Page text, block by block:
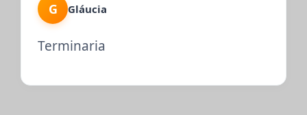
G Gláucia
Terminaria